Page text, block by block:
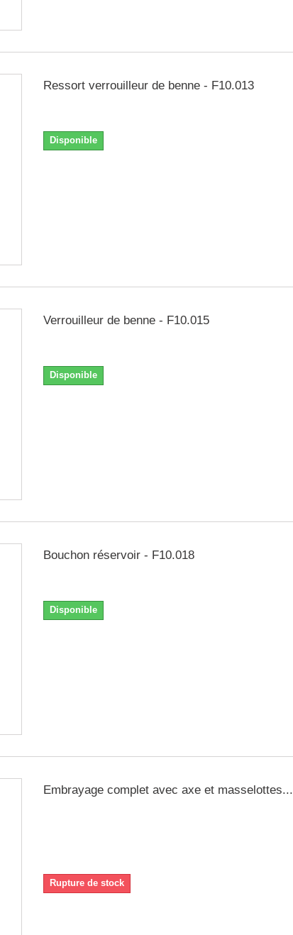
Ressort verrouilleur de benne - F10.013
Disponible
Verrouilleur de benne - F10.015
Disponible
Bouchon réservoir - F10.018
Disponible
Embrayage complet avec axe et masselottes...
Rupture de stock